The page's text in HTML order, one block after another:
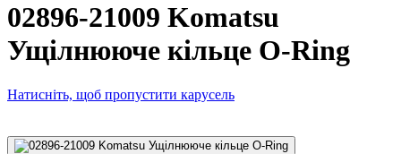
02896-21009 Komatsu
Ущілнююче кільце O-Ring
Натисніть, щоб пропустити карусель